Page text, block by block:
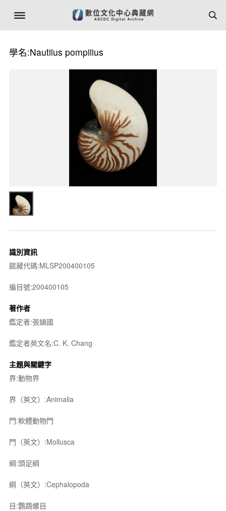
學名:Nautilus pompilius
識別資訊
館藏代碼:MLSP200400105
編目號:200400105
著作者
鑑定者:張鎮國
鑑定者英文名:C. K. Chang
主題與關鍵字
界:動物界
界（英文）:Animalia
門:軟體動物門
門（英文）:Mollusca
綱:頭足綱
綱（英文）:Cephalopoda
目:鸚鵡螺目